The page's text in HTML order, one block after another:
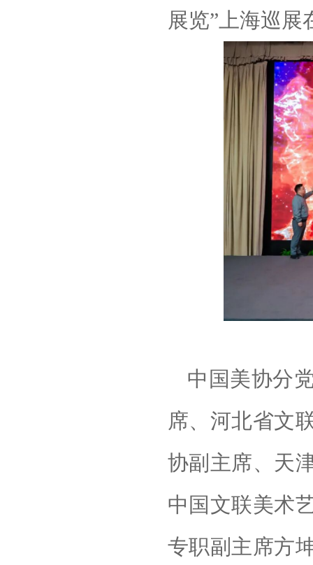
展览”上海巡展
中国美协分
席、河北省文
协副主席、天
中国文联美术
专职副主席方